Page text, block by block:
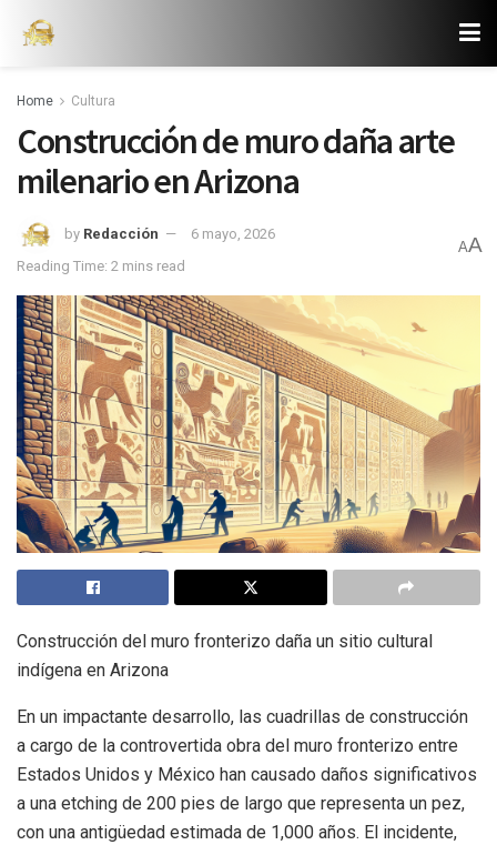
Home Cultura
Construcción de muro daña arte
milenario en Arizona
by Redacción
6 mayo, 2026
Reading Time: 2 mins read
AA
Construcción del muro fronterizo daña un sitio cultural
indígena en Arizona
En un impactante desarrollo, las cuadrillas de construcción
a cargo de la controvertida obra del muro fronterizo entre
Estados Unidos y México han causado daños significativos
a una etching de 200 pies de largo que representa un pez,
con una antigüedad estimada de 1,000 años. El incidente,